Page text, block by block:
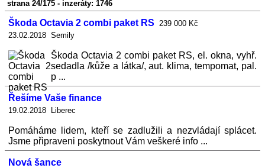
strana 24/175 - inzeráty: 1746
Škoda Octavia 2 combi paket RS 239 000 Kč
23.02.2018 Semily
Škoda Octavia 2 combi paket RS, el. okna, vyhř.
sedadla /kůže a látka/, aut. klima, tempomat, pal.
p ...
Řešíme Vaše finance
19.02.2018 Liberec
Pomáháme lidem, kteří se zadlužili a nezvládají splácet.
Jsme připraveni poskytnout Vám veškeré info ...
Nová šance